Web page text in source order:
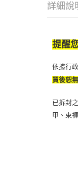
詳細說
提醒
依據行
買後恕
已拆封
甲、束